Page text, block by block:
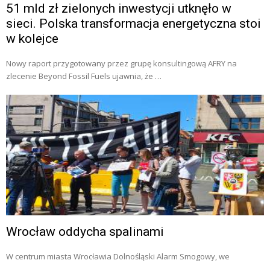
51 mld zł zielonych inwestycji utknęło w
sieci. Polska transformacja energetyczna stoi
w kolejce
Nowy raport przygotowany przez grupę konsultingową AFRY na
zlecenie Beyond Fossil Fuels ujawnia, że …
Wrocław oddycha spalinami
W centrum miasta Wrocławia Dolnośląski Alarm Smogowy, we